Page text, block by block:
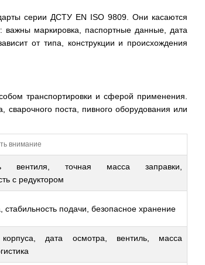
серии ДСТУ EN ISO 9809. Они касаются
важны маркировка, паспортные данные, дата
от типа, конструкции и происхождения
транспортировки и сферой применения.
поста, пивного оборудования или
внимание
вентиля, точная масса заправки,
с редуктором
стабильность подачи, безопасное хранение
корпуса, дата осмотра, вентиль, масса